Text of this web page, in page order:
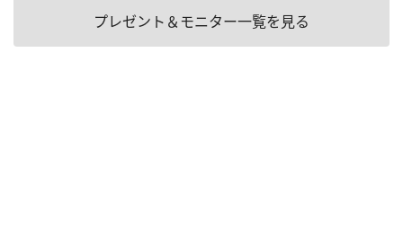
プレゼント＆モニター一覧を見る